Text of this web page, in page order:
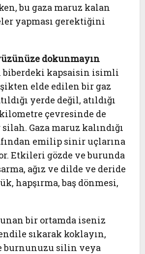
bu gaza maruz kalan
yapması gerektiğini
dokunmayın
biberdeki kapsaisin isimli
elde edilen bir gaz
yerde değil, atıldığı
çevresinde de
Gaza maruz kalındığı
emilip sinir uçlarına
Etkileri gözde ve burunda
ağız ve dilde ve deride
hapşırma, baş dönmesi,
bir ortamda iseniz
sıkarak koklayın,
burnunuzu silin veya